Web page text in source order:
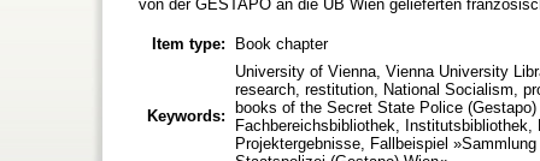
von der GESTAPO an die UB Wien gelieferten
Item type: Book chapter
Keywords:
University of Vienna, Vienna University
research, restitution, National Socialism,
books of the Secret State Police
Fachbereichsbibliothek,
Projektergebnisse, Fallbeispiel